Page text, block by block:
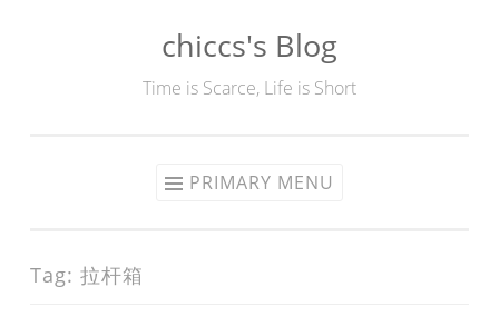
chiccs's Blog
Time is Scarce, Life is Short
PRIMARY MENU
Tag: 拉杆箱